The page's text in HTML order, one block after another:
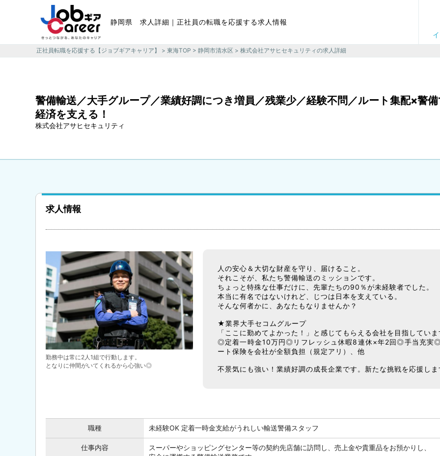
静岡県 求人詳細｜正社員の転職を応援する求人情報
正社員転職を応援する【ジョブギアキャリア】 > 東海TOP > 静岡市清水区 > 株式会社アサヒセキュリティの求人詳細
警備輸送／大手グループ／業績好調につき増員／残業少／経験不問／ルート集配×警
経済を支える！
株式会社アサヒセキュリティ
求人情報
勤務中は常に2人1組で行動します。
となりに仲間がいてくれるから心強い◎
人の安心＆大切な財産を守り、届けること。
それこそが、私たち警備輸送のミッションです。
ちょっと特殊な仕事だけに、先輩たちの90％が未経験者でした。
本当に有名ではないけれど、じつは日本を支えている。
そんな何者かに、あなたもなりませんか？
★業界大手セコムグループ
「ここに勤めてよかった！」と感じてもらえる会社を目指していま
◎定着一時金10万円◎リフレッシュ休暇8連休×年2回◎手当充実
ート保険を会社が全額負担（規定アリ）、他
不景気にも強い！業績好調の成長企業です。新たな挑戦を応援しま
職種 未経験OK 定着一時金支給がうれしい輸送警備スタッフ
仕事内容
スーパーやショッピングセンター等の契約先店舗に訪問し、売上金や貴重品をお預かりし、